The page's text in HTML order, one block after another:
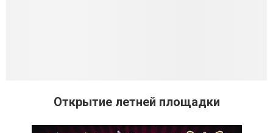
Открытие летней площадки